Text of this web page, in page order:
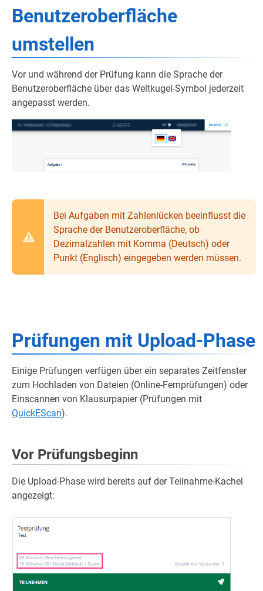
Benutzeroberfläche
umstellen
Vor und während der Prüfung kann die Sprache der
Benutzeroberfläche über das Weltkugel-Symbol jederzeit
angepasst werden.
Bei Aufgaben mit Zahlenlücken beeinflusst die
Sprache der Benutzeroberfläche, ob
Dezimalzahlen mit Komma (Deutsch) oder
Punkt (Englisch) eingegeben werden müssen.
Prüfungen mit Upload-Phase
Einige Prüfungen verfügen über ein separates Zeitfenster
zum Hochladen von Dateien (Online-Fernprüfungen) oder
Einscannen von Klausurpapier (Prüfungen mit
QuickEScan).
Vor Prüfungsbeginn
Die Upload-Phase wird bereits auf der Teilnahme-Kachel
angezeigt: